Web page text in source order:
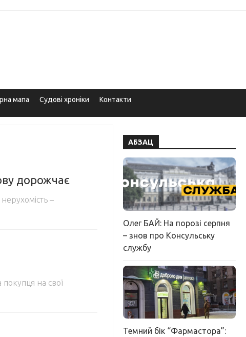
мапа Судові хроніки Контакти
дорожчає
–
на свої
АБЗАЦ
Олег БАЙ: На порозі серпня
– знов про Консульську
службу
Темний бік “Фармастора”: